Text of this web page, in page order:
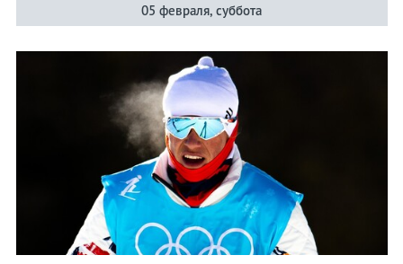
05 февраля, суббота